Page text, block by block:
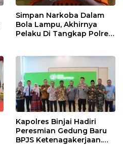
Simpan Narkoba Dalam
Bola Lampu, Akhirnya
Pelaku Di Tangkap Polres
Kapolres Binjai Hadiri
Peresmian Gedung Baru
BPJS Ketenagakerjaan.